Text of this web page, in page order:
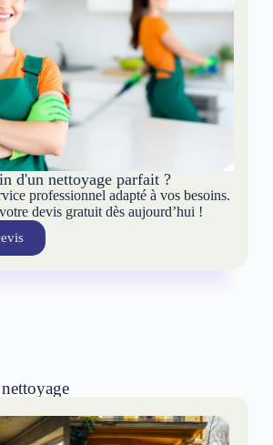
d'un nettoyage parfait ?
professionnel adapté à vos besoins.
devis gratuit dès aujourd’hui !